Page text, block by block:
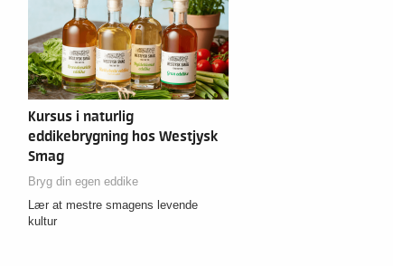
Kursus i naturlig
eddikebrygning hos Westjysk
Smag
Bryg din egen eddike
Lær at mestre smagens levende
kultur